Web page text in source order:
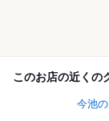
このお店の近くの
今池